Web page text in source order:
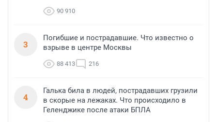
90 910
3
Погибшие и пострадавшие. Что известно о
взрыве в центре Москвы
88 413 216
4
Галька била в людей, пострадавших грузили
в скорые на лежаках. Что происходило в
Геленджике после атаки БПЛА